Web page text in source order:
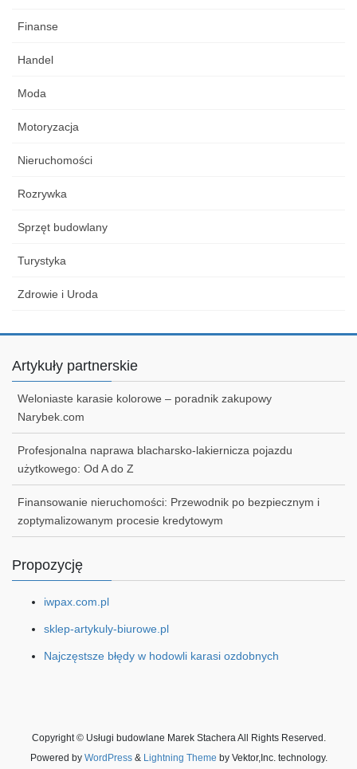
Finanse
Handel
Moda
Motoryzacja
Nieruchomości
Rozrywka
Sprzęt budowlany
Turystyka
Zdrowie i Uroda
Artykuły partnerskie
Weloniaste karasie kolorowe – poradnik zakupowy
Narybek.com
Profesjonalna naprawa blacharsko-lakiernicza pojazdu
użytkowego: Od A do Z
Finansowanie nieruchomości: Przewodnik po bezpiecznym i
zoptymalizowanym procesie kredytowym
Propozycję
iwpax.com.pl
sklep-artykuly-biurowe.pl
Najczęstsze błędy w hodowli karasi ozdobnych
Copyright © Usługi budowlane Marek Stachera All Rights Reserved.
Powered by WordPress& Lightning Theme by Vektor,Inc. technology.